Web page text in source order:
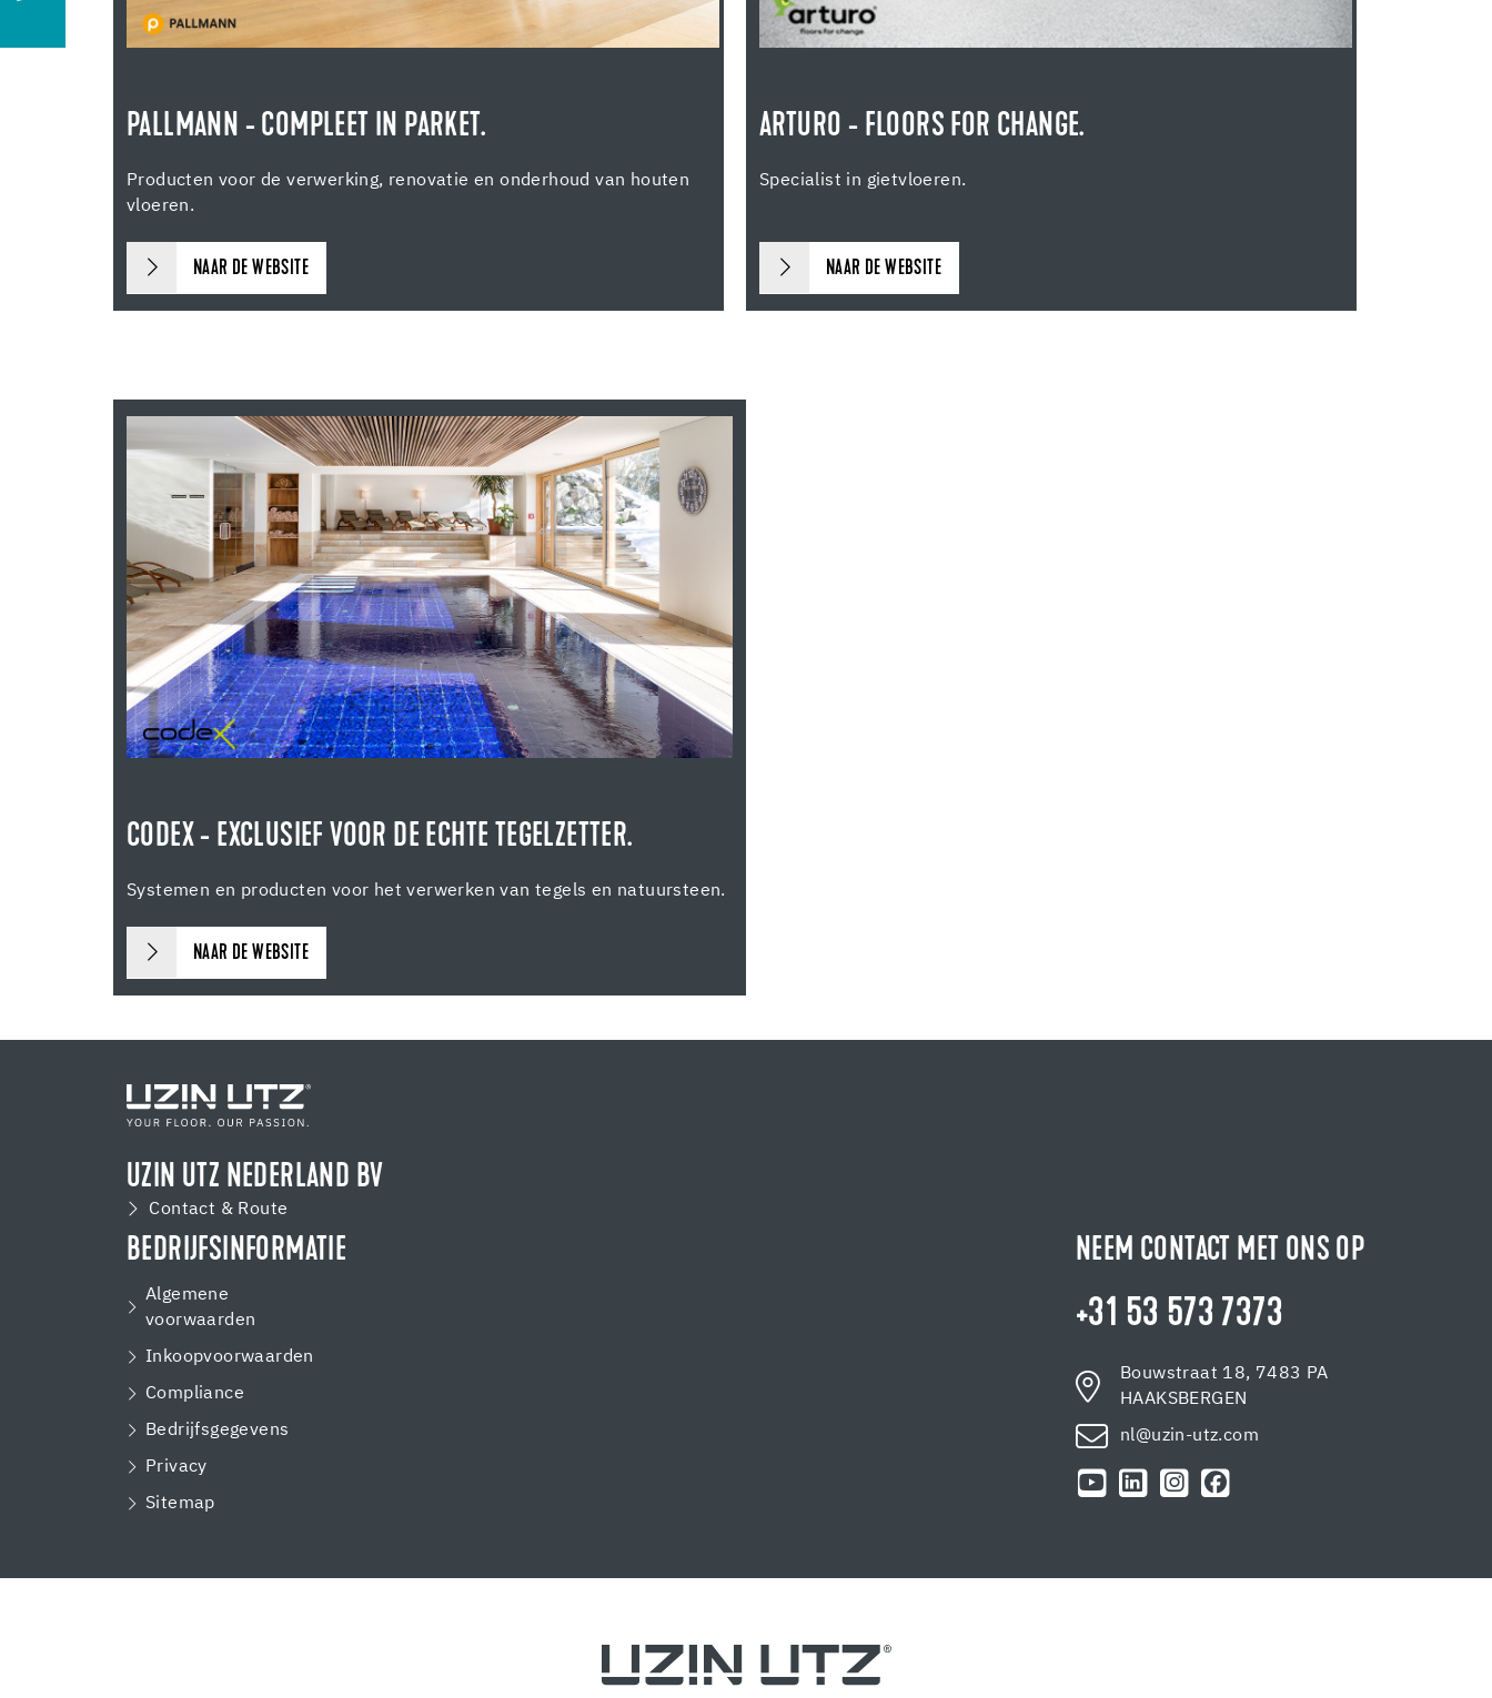
PALLMANN - COMPLEET IN PARKET.
Producten voor de verwerking, renovatie en onderhoud van houten
vloeren.
NAAR DE WEBSITE
ARTURO - FLOORS FOR CHANGE.
Specialist in gietvloeren.
NAAR DE WEBSITE
CODEX - EXCLUSIEF VOOR DE ECHTE TEGELZETTER.
Systemen en producten voor het verwerken van tegels en natuursteen.
NAAR DE WEBSITE
UZIN UTZ NEDERLAND BV
Contact & Route
BEDRIJFSINFORMATIE
Algemene
voorwaarden
Inkoopvoorwaarden
Compliance
Bedrijfsgegevens
Privacy
Sitemap
NEEM CONTACT MET ONS OP
+31 53 573 7373
Bouwstraat 18, 7483 PA
HAAKSBERGEN
nl@uzin-utz.com